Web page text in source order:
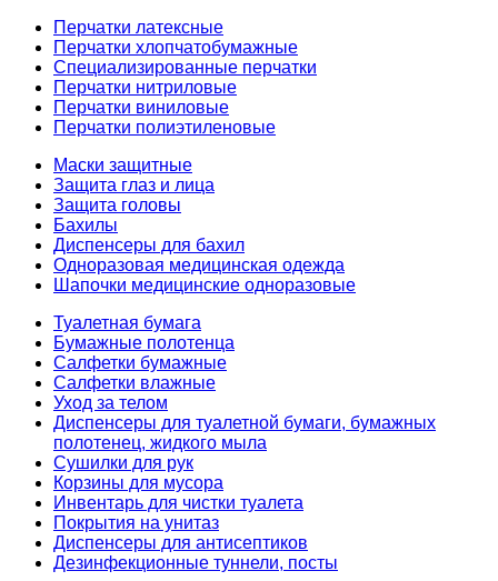
Перчатки латексные
Перчатки хлопчатобумажные
Специализированные перчатки
Перчатки нитриловые
Перчатки виниловые
Перчатки полиэтиленовые
Маски защитные
Защита глаз и лица
Защита головы
Бахилы
Диспенсеры для бахил
Одноразовая медицинская одежда
Шапочки медицинские одноразовые
Туалетная бумага
Бумажные полотенца
Салфетки бумажные
Салфетки влажные
Уход за телом
Диспенсеры для туалетной бумаги, бумажных
полотенец, жидкого мыла
Сушилки для рук
Корзины для мусора
Инвентарь для чистки туалета
Покрытия на унитаз
Диспенсеры для антисептиков
Дезинфекционные туннели, посты